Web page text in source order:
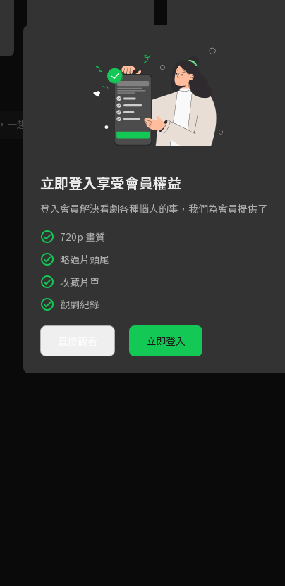
EP14預告：年輕人的特權
EP13預告：總覺得有種不好的
預感？
，一起共創新版留言功能！
立即登入享受會員權益
登入會員解決看劇各種惱人的事，我們為會員提供了
720p 畫質
略過片頭尾
收藏片單
觀劇紀錄
立即登入